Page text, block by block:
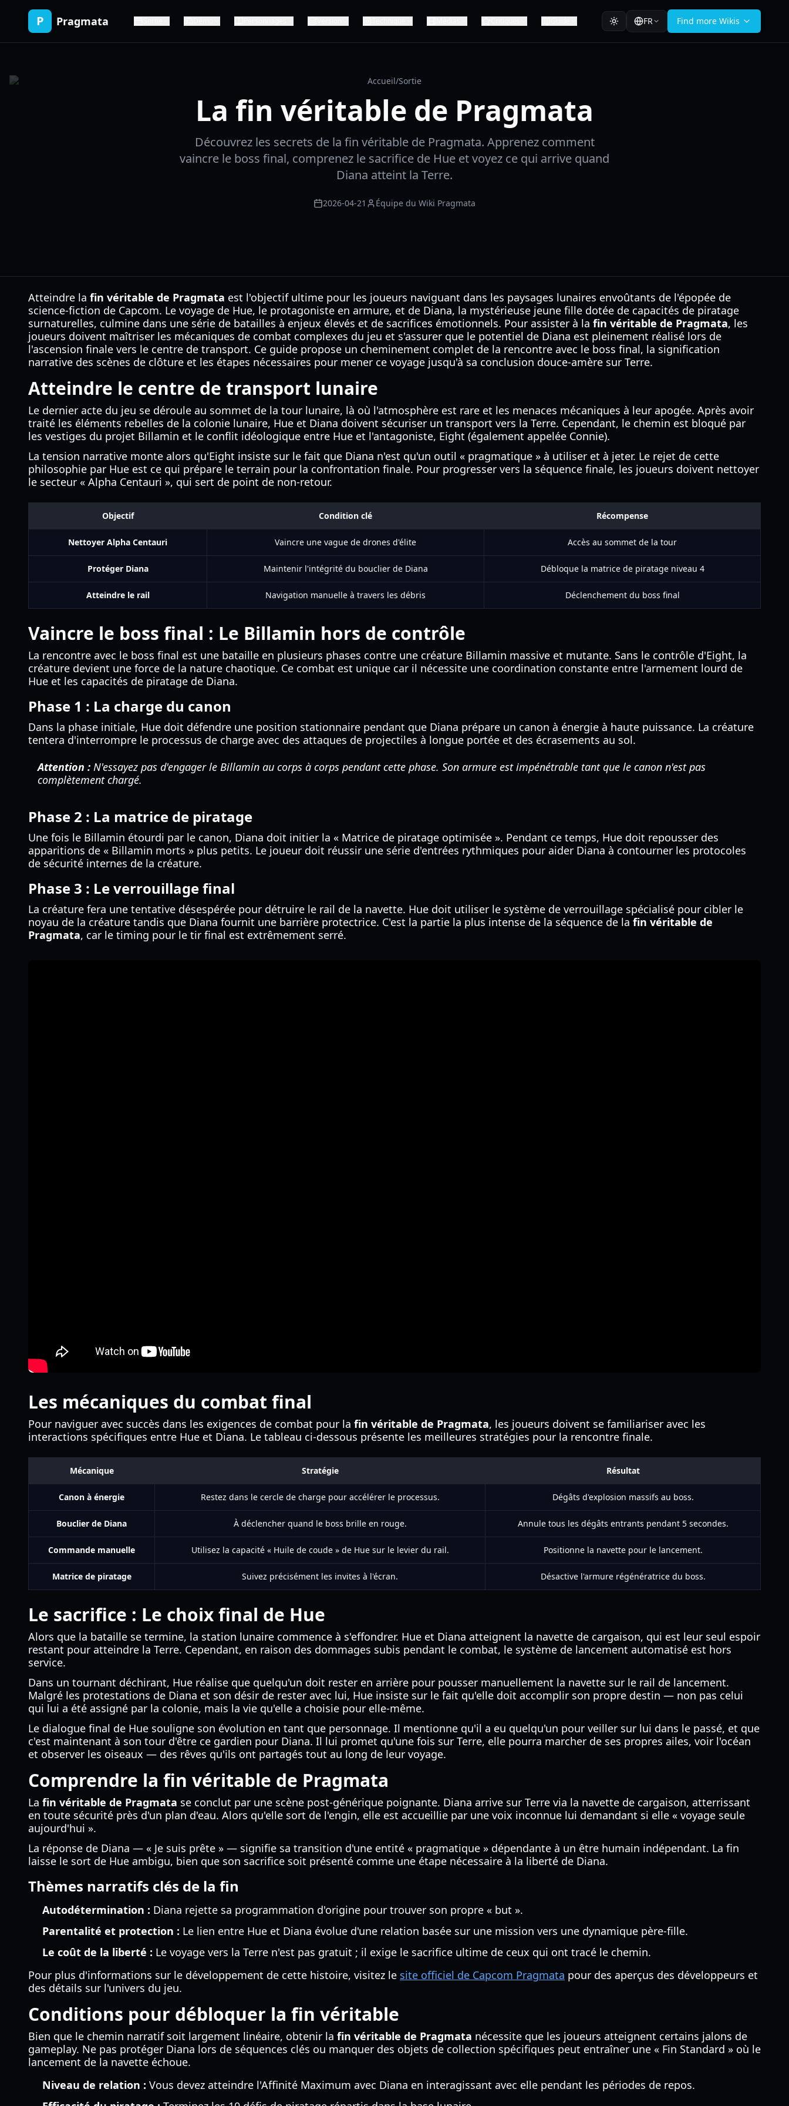
P Pragmata FR Find more Wikis
Accueil/Sortie
La fin véritable de Pragmata
Découvrez les secrets de la fin véritable de Pragmata. Apprenez comment
vaincre le boss final, comprenez le sacrifice de Hue et voyez ce qui arrive quand
Diana atteint la Terre.
2026-04-21 Équipe du Wiki Pragmata
Atteindre la fin véritable de Pragmata est l'objectif ultime pour les joueurs naviguant dans les paysages lunaires envoûtants de l'épopée de
science-fiction de Capcom. Le voyage de Hue, le protagoniste en armure, et de Diana, la mystérieuse jeune fille dotée de capacités de piratage
surnaturelles, culmine dans une série de batailles à enjeux élevés et de sacrifices émotionnels. Pour assister à la fin véritable de Pragmata, les
joueurs doivent maîtriser les mécaniques de combat complexes du jeu et s'assurer que le potentiel de Diana est pleinement réalisé lors de
l'ascension finale vers le centre de transport. Ce guide propose un cheminement complet de la rencontre avec le boss final, la signification
narrative des scènes de clôture et les étapes nécessaires pour mener ce voyage jusqu'à sa conclusion douce-amère sur Terre.
Atteindre le centre de transport lunaire
Le dernier acte du jeu se déroule au sommet de la tour lunaire, là où l'atmosphère est rare et les menaces mécaniques à leur apogée. Après avoir
traité les éléments rebelles de la colonie lunaire, Hue et Diana doivent sécuriser un transport vers la Terre. Cependant, le chemin est bloqué par
les vestiges du projet Billamin et le conflit idéologique entre Hue et l'antagoniste, Eight (également appelée Connie).
La tension narrative monte alors qu'Eight insiste sur le fait que Diana n'est qu'un outil « pragmatique » à utiliser et à jeter. Le rejet de cette
philosophie par Hue est ce qui prépare le terrain pour la confrontation finale. Pour progresser vers la séquence finale, les joueurs doivent nettoyer
le secteur « Alpha Centauri », qui sert de point de non-retour.
Objectif Condition clé Récompense
Nettoyer Alpha Centauri Vaincre une vague de drones d'élite Accès au sommet de la tour
Protéger Diana Maintenir l'intégrité du bouclier de Diana Débloque la matrice de piratage niveau 4
Atteindre le rail Navigation manuelle à travers les débris Déclenchement du boss final
Vaincre le boss final : Le Billamin hors de contrôle
La rencontre avec le boss final est une bataille en plusieurs phases contre une créature Billamin massive et mutante. Sans le contrôle d'Eight, la
créature devient une force de la nature chaotique. Ce combat est unique car il nécessite une coordination constante entre l'armement lourd de
Hue et les capacités de piratage de Diana.
Phase 1 : La charge du canon
Dans la phase initiale, Hue doit défendre une position stationnaire pendant que Diana prépare un canon à énergie à haute puissance. La créature
tentera d'interrompre le processus de charge avec des attaques de projectiles à longue portée et des écrasements au sol.
Attention : N'essayez pas d'engager le Billamin au corps à corps pendant cette phase. Son armure est impénétrable tant que le canon n'est pas
complètement chargé.
Phase 2 : La matrice de piratage
Une fois le Billamin étourdi par le canon, Diana doit initier la « Matrice de piratage optimisée ». Pendant ce temps, Hue doit repousser des
apparitions de « Billamin morts » plus petits. Le joueur doit réussir une série d'entrées rythmiques pour aider Diana à contourner les protocoles
de sécurité internes de la créature.
Phase 3 : Le verrouillage final
La créature fera une tentative désespérée pour détruire le rail de la navette. Hue doit utiliser le système de verrouillage spécialisé pour cibler le
noyau de la créature tandis que Diana fournit une barrière protectrice. C'est la partie la plus intense de la séquence de la fin véritable de
Pragmata, car le timing pour le tir final est extrêmement serré.
Les mécaniques du combat final
Pour naviguer avec succès dans les exigences de combat pour la fin véritable de Pragmata, les joueurs doivent se familiariser avec les
interactions spécifiques entre Hue et Diana. Le tableau ci-dessous présente les meilleures stratégies pour la rencontre finale.
Mécanique Stratégie Résultat
Canon à énergie Restez dans le cercle de charge pour accélérer le processus. Dégâts d'explosion massifs au boss.
Bouclier de Diana À déclencher quand le boss brille en rouge. Annule tous les dégâts entrants pendant 5 secondes.
Commande manuelle Utilisez la capacité « Huile de coude » de Hue sur le levier du rail. Positionne la navette pour le lancement.
Matrice de piratage Suivez précisément les invites à l'écran. Désactive l'armure régénératrice du boss.
Le sacrifice : Le choix final de Hue
Alors que la bataille se termine, la station lunaire commence à s'effondrer. Hue et Diana atteignent la navette de cargaison, qui est leur seul espoir
restant pour atteindre la Terre. Cependant, en raison des dommages subis pendant le combat, le système de lancement automatisé est hors
service.
Dans un tournant déchirant, Hue réalise que quelqu'un doit rester en arrière pour pousser manuellement la navette sur le rail de lancement.
Malgré les protestations de Diana et son désir de rester avec lui, Hue insiste sur le fait qu'elle doit accomplir son propre destin — non pas celui
qui lui a été assigné par la colonie, mais la vie qu'elle a choisie pour elle-même.
Le dialogue final de Hue souligne son évolution en tant que personnage. Il mentionne qu'il a eu quelqu'un pour veiller sur lui dans le passé, et que
c'est maintenant à son tour d'être ce gardien pour Diana. Il lui promet qu'une fois sur Terre, elle pourra marcher de ses propres ailes, voir l'océan
et observer les oiseaux — des rêves qu'ils ont partagés tout au long de leur voyage.
Comprendre la fin véritable de Pragmata
La fin véritable de Pragmata se conclut par une scène post-générique poignante. Diana arrive sur Terre via la navette de cargaison, atterrissant
en toute sécurité près d'un plan d'eau. Alors qu'elle sort de l'engin, elle est accueillie par une voix inconnue lui demandant si elle « voyage seule
aujourd'hui ».
La réponse de Diana — « Je suis prête » — signifie sa transition d'une entité « pragmatique » dépendante à un être humain indépendant. La fin
laisse le sort de Hue ambigu, bien que son sacrifice soit présenté comme une étape nécessaire à la liberté de Diana.
Thèmes narratifs clés de la fin
Autodétermination : Diana rejette sa programmation d'origine pour trouver son propre « but ».
Parentalité et protection : Le lien entre Hue et Diana évolue d'une relation basée sur une mission vers une dynamique père-fille.
Le coût de la liberté : Le voyage vers la Terre n'est pas gratuit ; il exige le sacrifice ultime de ceux qui ont tracé le chemin.
Pour plus d'informations sur le développement de cette histoire, visitez le site officiel de Capcom Pragmata pour des aperçus des développeurs et
des détails sur l'univers du jeu.
Conditions pour débloquer la fin véritable
Bien que le chemin narratif soit largement linéaire, obtenir la fin véritable de Pragmata nécessite que les joueurs atteignent certains jalons de
gameplay. Ne pas protéger Diana lors de séquences clés ou manquer des objets de collection spécifiques peut entraîner une « Fin Standard » où le
lancement de la navette échoue.
Niveau de relation : Vous devez atteindre l'Affinité Maximum avec Diana en interagissant avec elle pendant les périodes de repos.